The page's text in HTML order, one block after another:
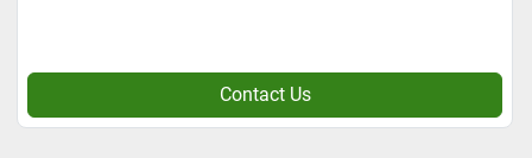
Contact Us